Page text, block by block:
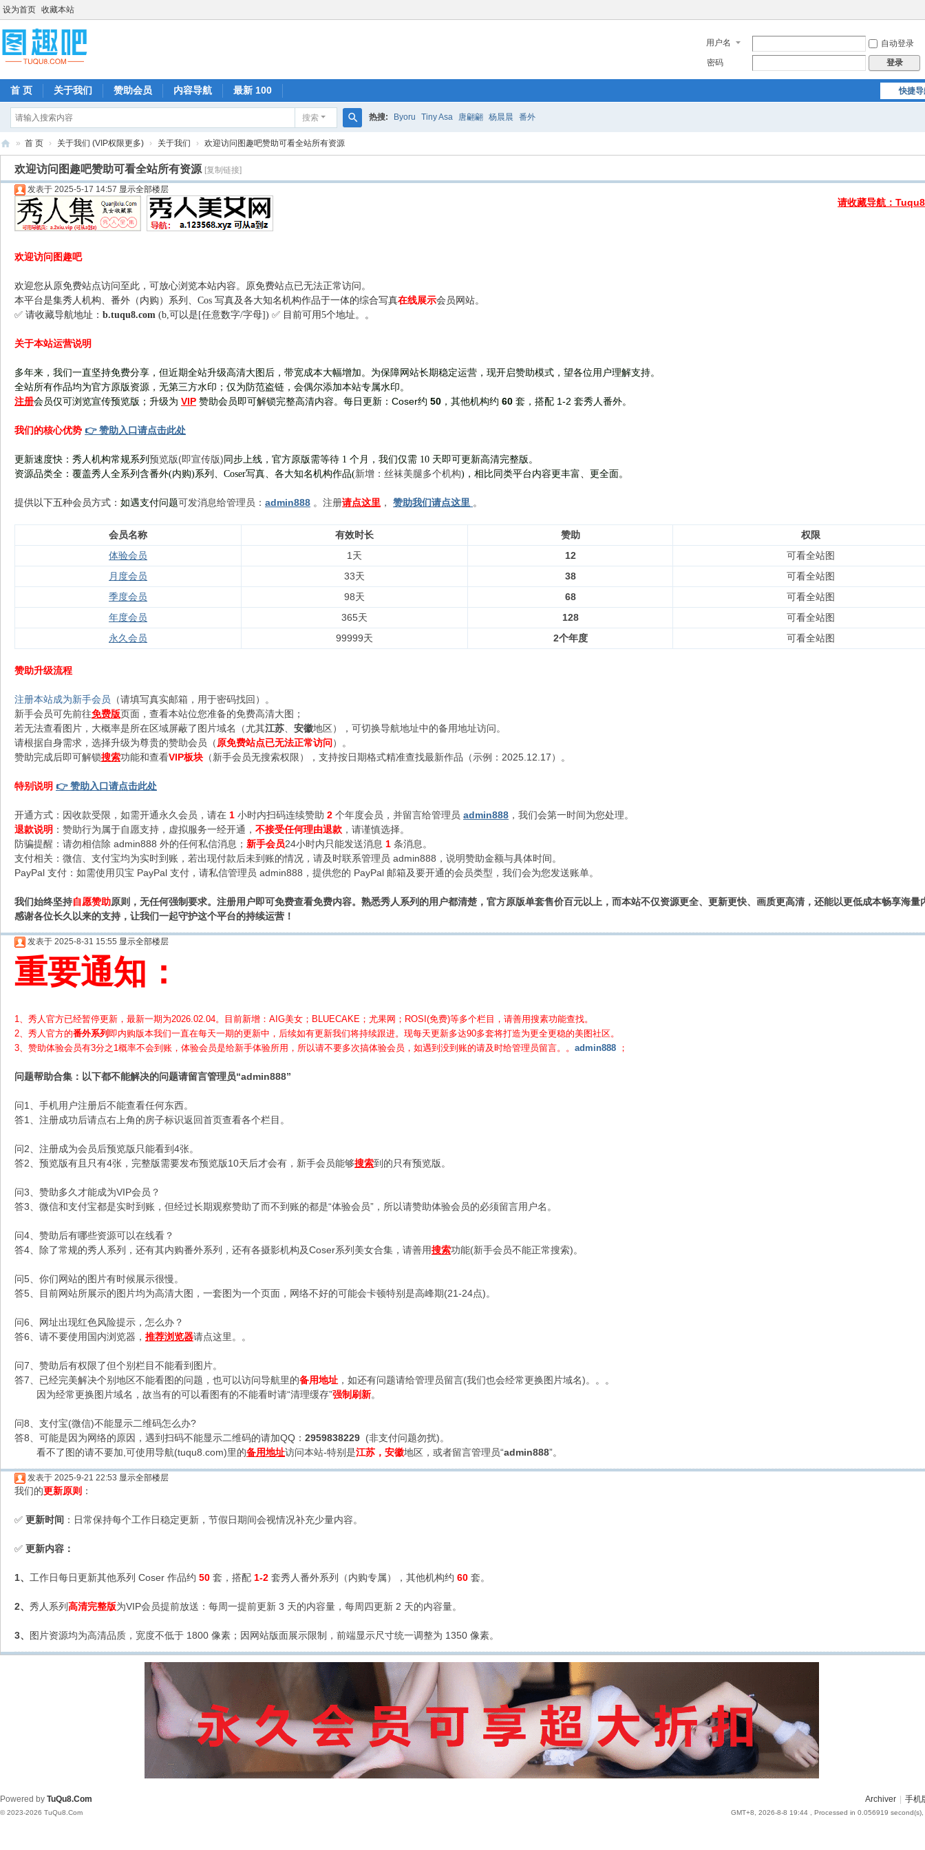
设为首页 收藏本站
用户名
自动登录
密码
登录
快捷
首 页 关于我们 赞助会员 内容导航 最新 100
搜索
索
热搜: Byoru Tiny Asa 唐翩翩 杨晨晨 番外
趣
» 首 页 › 关于我们 (VIP权限更多) › 关于我们 › 欢迎访问图趣吧赞助可看全站所有资源
欢迎访问图趣吧赞助可看全站所有资源 [复制链接]
发表于 2025-5-17 14:57 显示全部楼层
请收藏导航：
欢迎访问图趣吧
欢迎您从原免费站点访问至此，可放心浏览本站内容。原免费站点已无法正常访问。
本平台是集秀人机构、番外（内购）系列、Cos 写真及各大知名机构作品于一体的综合写真在线展示会员网站。
✅ 请收藏导航地址： b.tuqu8.com (b,可以是[任意数字/字母]) ✅ 目前可用5个地址。。
关于本站运营说明
多年来，我们一直坚持免费分享，但近期全站升级高清大图后，带宽成本大幅增加。为保障网站长期稳定运营，现开启赞助模式，望各位用户理解支持。
全站所有作品均为官方原版资源，无第三方水印；仅为防范盗链，会偶尔添加本站专属水印。
注册会员仅可浏览宣传预览版 ； 升级为 VIP 赞助会员即可解锁完整高清内容。每日更新： Coser约 50 ，其他机构约 60 套， 搭配 1-2 套秀人番外。
我们的核心优势 👉 赞助入口请点击此处
更新速度快：秀人机构常规系列 预览版(即宣传版) 同步上线，官方原版需等待 1 个月，我们仅需 10 天即可更新高清完整版。
资源品类全：覆盖秀人全系列含番外(内购)系列、Coser写真、各大知名机构作品(新增：丝袜美腿多个机构)，相比同类平台内容更丰富、更全面。
提供以下五种会员方式： 如遇支付问题可发消息给管理员： admin888 。注册请点这里 ， 赞助我们请点这里 。
会员名称 有效时长 赞助
权限
体验会员
1天 12
可看全站图
月度会员
33天 38
可看全站图
季度会员
98天 68
可看全站图
年度会员
365天 128
可看全站图
永久会员
99999天 2个年度 可看全站图
赞助升级流程
注册本站成为新手会员 （请填写真实邮箱，用于密码找回）。
新手会员可先前往免费版页面，查看本站位您准备的免费高清大图；
若无法查看图片，大概率是所在区域屏蔽了图片域名（尤其江苏 安徽地区），可切换导航地址中的备用地址访问。
请根据自身需求，选择升级为尊贵的赞助会员（原免费站点已无法正常访问 ）。
赞助完成后即可解锁搜索功能和查看VIP板块 （新手会员无搜索权限），支持按日期格式精准查找最新作品（示例：2025.12.17）。
特别说明 👉 赞助入口请点击此处
开通方式：因收款受限，如需开通永久会员，请在 1 小时内扫码连续赞助 2 个年度会员，并留言给管理员 admin888 ，我们会第一时间为您处理。
退款说明 ：赞助行为属于自愿支持，虚拟服务一经开通， 不接受任何理由退款 ，请谨慎选择。
防骗提醒：请勿相信除 admin888 外的任何私信消息； 新手会员24小时内只能发送消息 1 条消息。
支付相关：微信、支付宝均为实时到账，若出现付款后未到账的情况，请及时联系管理员 admin888，说明赞助金额与具体时间。
PayPal 支付：如需使用贝宝 PayPal 支付，请私信管理员 admin888，提供您的 PayPal 邮箱及要开通的会员类型，我们会为您发送账单。
我们始终坚持自愿赞助原则，无任何强制要求。注册用户即可免费查看免费内容。熟悉秀人系列的用户都清楚，官方原版单套售价百元以上，而本站不仅资源更全、更新更快、画质更高清，还能以更低成本畅享海量
感谢各位长久以来的支持，让我们一起守护这个平台的持续运营！
发表于 2025-8-31 15:55 显示全部楼层
重要通知：
1、秀人官方已经暂停更新，最新一期为2026.02.04。目前新增：AIG美女；BLUECAKE；尤果网；ROSI(免费)等多个栏目，请善用搜素功能查找。
2、 秀人官方的番外系列 即内购版本我们一直在每天一期的更新中，后续如有更新我们将持续跟进。现每天更新多达90多套将打造为更全更稳的美图社区。
3、赞助体验会员有3分之1概率不会到账，体验会员是给新手体验所用，所以请不要多次搞体验会员，如遇到没到账的请及时给管理员留言。。 admin888 ；
问题帮助合集 ：以下都不能解决的问题请留言管理员“admin888”
问1、手机用户注册后不能查看任何东西。
答1、注册成功后请点右上角的房子标识返回首页查看各个栏目。
问2、注册成为会员后预览版只能看到4张。
答2、预览版有且只有4张，完整版需要发布预览版10天后才会有，新手会员能够搜索到的只有预览版。
问3、赞助多久才能成为VIP会员？
答3、微信和支付宝都是实时到账，但经过长期观察赞助了而不到账的都是“体验会员”，所以请赞助体验会员的必须留言用户名。
问4、赞助后有哪些资源可以在线看？
答4、除了常规的秀人系列，还有其内购番外系列，还有各摄影机构及Coser系列美女合集，请善用搜索功能(新手会员不能正常搜索)。
问5、你们网站的图片有时候展示很慢。
答5、目前网站所展示的图片均为高清大图，一套图为一个页面，网络不好的可能会卡顿特别是高峰期(21-24点)。
问6、网址出现红色风险提示，怎么办？
答6、请不要使用国内浏览器， 推荐浏览器请点这里。。
问7、赞助后有权限了但个别栏目不能看到图片。
答7、已经完美解决个别地区不能看图的问题，也可以访问导航里的备用地址 ，如还有问题请给管理员留言(我们也会经常更换图片域名)。。。
因为经常更换图片域名，故当有的可以看图有的不能看时请“清理缓存”强制刷新。
问8、支付宝(微信)不能显示二维码怎么办?
答8、可能是因为网络的原因，遇到扫码不能显示二维码的请加QQ： 2959838229 (非支付问题勿扰)。
看不了图的请不要加,可使用导航(tuqu8.com)里的备用地址访问本站-特别是江苏，安徽地区，或者留言管理员“admin888”。
发表于 2025-9-21 22:53 显示全部楼层
我们的更新原则 ：
✅ 更新时间 ：日常保持每个工作日稳定更新，节假日期间会视情况补充少量内容。
✅ 更新内容：
1、 工作日每日更新其他系列 Coser 作品约 50 套，搭配 1-2 套秀人番外系列（内购专属），其他机构约 60 套。
2、 秀人系列高清完整版为VIP会员提前放送：每周一提前更新 3 天的内容量，每周四更新 2 天的内容量。
3、 图片资源均为高清品质，宽度不低于 1800 像素；因网站版面展示限制，前端显示尺寸统一调整为 1350 像素。
Archiver 手机
GMT+8, 2026-8-8 19:44 , Processed in 0.056919
Powered by TuQu8.Com
© 2023-2026 TuQu8.Com